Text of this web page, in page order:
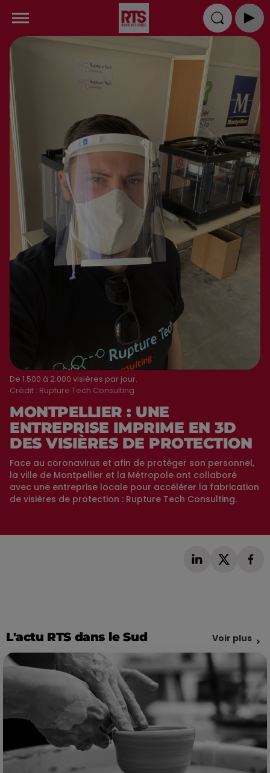
De 1.500 à 2.000 visières par jour.
Crédit : Rupture Tech Consulting
MONTPELLIER : UNE
ENTREPRISE IMPRIME EN 3D
DES VISIÈRES DE PROTECTION
Face au coronavirus et afin de protéger son personnel,
la ville de Montpellier et la Métropole ont collaboré
avec une entreprise locale pour accélérer la fabrication
de visières de protection : Rupture Tech Consulting.
L'actu RTS dans le Sud Voir plus